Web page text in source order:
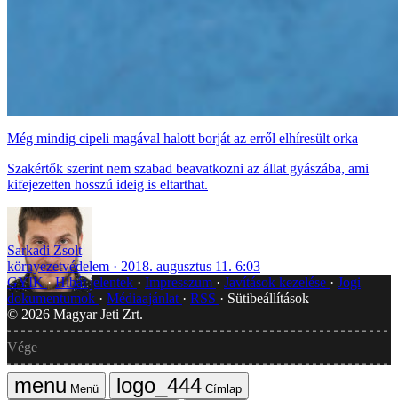
Még mindig cipeli magával halott borját az erről elhíresült orka
Szakértők szerint nem szabad beavatkozni az állat gyászába, ami
kifejezetten hosszú ideig is eltarthat.
Sarkadi Zsolt
környezetvédelem
2018. augusztus 11. 6:03
GYIK Hibát jelentek Impresszum Javítások kezelése
Jogi
dokumentumok
Médiaajánlat RSS
Sütibeállítások
© 2026 Magyar Jeti Zrt.
Vége
Menü
Címlap